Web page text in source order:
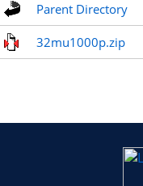
Parent Directory
32mu1000p.zip